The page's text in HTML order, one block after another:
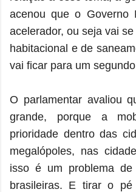
acenou que o
acelerador, ou seja vai
habitacional e de
vai ficar para um
O parlamentar avaliou
grande, porque a
prioridade dentro das
megalópoles, nas
isso é um problema
brasileiras. E tirar o